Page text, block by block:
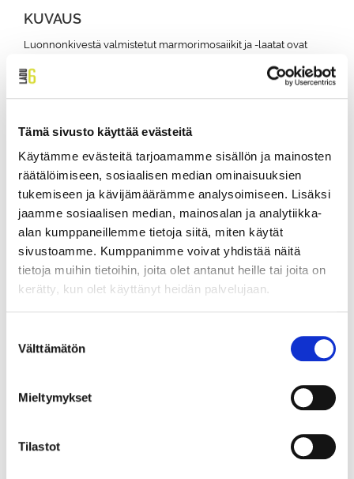
Tämä sivusto käyttää evästeitä
Käytämme evästeitä tarjoamamme sisällön ja mainosten
räätälöimiseen, sosiaalisen median ominaisuuksien
tukemiseen ja kävijämäärämme analysoimiseen. Lisäksi
jaamme sosiaalisen median, mainosalan ja analytiikka-
alan kumppaneillemme tietoja siitä, miten käytät
sivustoamme. Kumppanimme voivat yhdistää näitä
tietoja muihin tietoihin, joita olet antanut heille tai joita on
kerätty, kun olet käyttänyt heidän palvelujaan.
valinta
Välttämätön
Mieltymykset
Tilastot
KUVAUS
Luonnonkivestä valmistetut marmorimosaiikit ja -laatat ovat
tarkoitettu käytettäviksi lattioilla ja seinillä. Laatat sopivat
erinomaisesti lattialämmityksen yhteyteen ja märkiin tiloihin,
kuten kylpyhuoneisiin ja saunoihin. Tuotteemme sopivat myös
on kiillotettu mattapintaiseksi ja osa mosaiikeista ja laatoista on
saanut kiiltävän, hiotun tai taltatun pinnan. Värit ovat vaihtelevia,
koska luonnonkivissä (marmori, travertiini, kalkkikivi, andesiitti ja
liuskekivi) esiintyy luontaisia vivahde-eroja. Värit tehostuvat
käytössä, asennuksen ja tiivistyssuojuksella käsittelyn jälkeen.
TUTUSTU MYÖS